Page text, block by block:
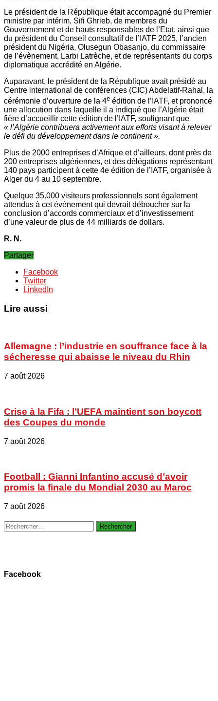
Le président de la République était accompagné du Premier
ministre par intérim, Sifi Ghrieb, de membres du
Gouvernement et de hauts responsables de l’Etat, ainsi que
du président du Conseil consultatif de l’IATF 2025, l’ancien
président du Nigéria, Olusegun Obasanjo, du commissaire
de l’évènement, Larbi Latrèche, et de représentants du corps
diplomatique accrédité en Algérie.
Auparavant, le président de la République avait présidé au
Centre international de conférences (CIC) Abdelatif-Rahal, la
cérémonie d’ouverture de la 4e édition de l’IATF, et prononcé
une allocution dans laquelle il a indiqué que l’Algérie était
fière d’accueillir cette édition de l’IATF, soulignant que
« l’Algérie contribuera activement aux efforts visant à relever
le défi du développement dans le continent ».
Plus de 2000 entreprises d’Afrique et d’ailleurs, dont près de
200 entreprises algériennes, et des délégations représentant
140 pays participent à cette 4e édition de l’IATF, organisée à
Alger du 4 au 10 septembre.
Quelque 35.000 visiteurs professionnels sont également
attendus à cet événement qui devrait déboucher sur la
conclusion d’accords commerciaux et d’investissement
d’une valeur de plus de 44 milliards de dollars.
R. N.
Partager
Facebook
Twitter
LinkedIn
Lire aussi
Allemagne : l’industrie en souffrance face à la
sécheresse qui abaisse le niveau du Rhin
7 août 2026
Crise à la Fifa : l’UEFA maintient son boycott
des Coupes du monde
7 août 2026
Football : Gianni Infantino accusé d’avoir
promis la finale du Mondial 2030 au Maroc
7 août 2026
Rechercher :
Facebook